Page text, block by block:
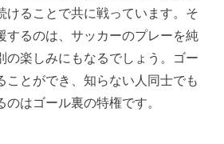
けることで共に戦っています。そ
するのは、サッカーのプレーを純
の楽しみにもなるでしょう。ゴー
ことができ、知らない人同士でも
はゴール裏の特権です。